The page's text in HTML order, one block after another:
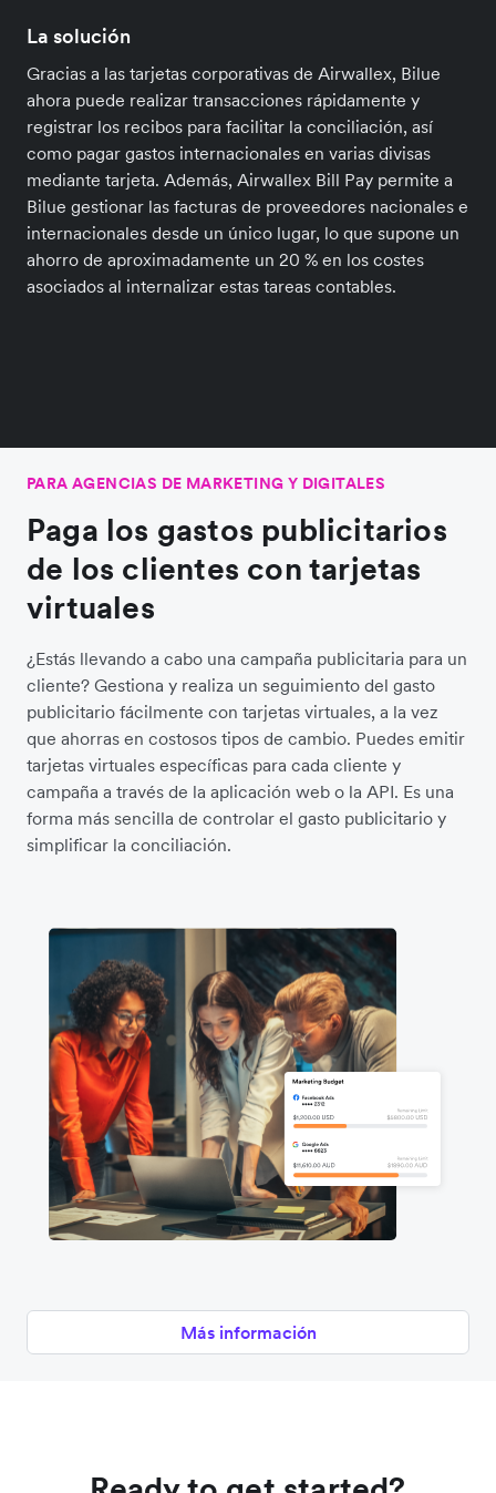
La solución
Gracias a las tarjetas corporativas de Airwallex, Bilue
ahora puede realizar transacciones rápidamente y
registrar los recibos para facilitar la conciliación, así
como pagar gastos internacionales en varias divisas
mediante tarjeta. Además, Airwallex Bill Pay permite a
Bilue gestionar las facturas de proveedores nacionales e
internacionales desde un único lugar, lo que supone un
ahorro de aproximadamente un 20 % en los costes
asociados al internalizar estas tareas contables.
PARA AGENCIAS DE MARKETING Y DIGITALES
Paga los gastos publicitarios
de los clientes con tarjetas
virtuales
¿Estás llevando a cabo una campaña publicitaria para un
cliente? Gestiona y realiza un seguimiento del gasto
publicitario fácilmente con tarjetas virtuales, a la vez
que ahorras en costosos tipos de cambio. Puedes emitir
tarjetas virtuales específicas para cada cliente y
campaña a través de la aplicación web o la API. Es una
forma más sencilla de controlar el gasto publicitario y
simplificar la conciliación.
Más información